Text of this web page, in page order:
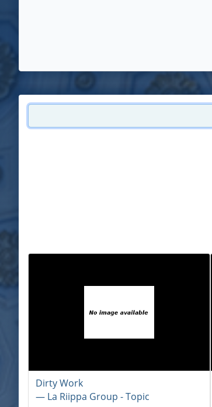
Dirty Work
― La Riippa Group - Topic